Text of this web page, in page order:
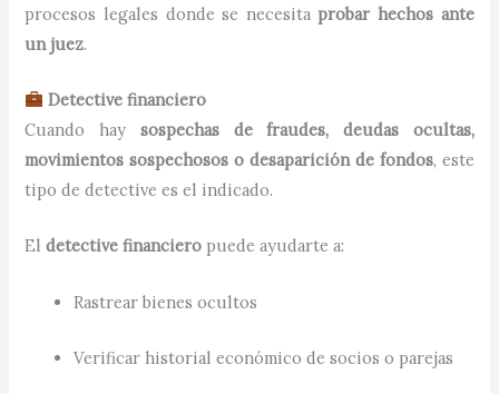
procesos legales donde se necesita probar hechos ante
un juez.
Detective financiero
Cuando hay sospechas de fraudes, deudas ocultas,
movimientos sospechosos o desaparición de fondos, este
tipo de detective es el indicado.
Eldetective financiero puede ayudarte a:
Rastrear bienes ocultos
Verificar historial económico de socios o parejas